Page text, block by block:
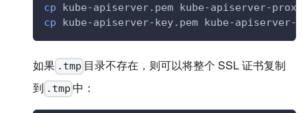
cp kube-apiserver.pem kube-apiserver-
cp kube-apiserver-key.pem kube-apiserver-
如果 .tmp 目录不存在，则可以将整个 SSL 证书复制
到 .tmp 中：